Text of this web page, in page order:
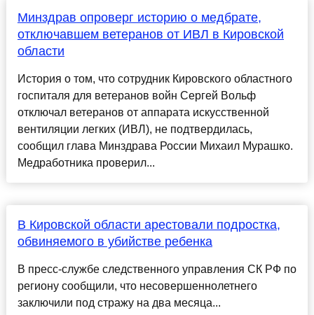
Минздрав опроверг историю о медбрате,
отключавшем ветеранов от ИВЛ в Кировской
области
История о том, что сотрудник Кировского областного
госпиталя для ветеранов войн Сергей Вольф
отключал ветеранов от аппарата искусственной
вентиляции легких (ИВЛ), не подтвердилась,
сообщил глава Минздрава России Михаил Мурашко.
Медработника проверил...
В Кировской области арестовали подростка,
обвиняемого в убийстве ребенка
В пресс-службе следственного управления СК РФ по
региону сообщили, что несовершеннолетнего
заключили под стражу на два месяца...